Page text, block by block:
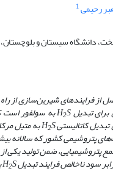
رحیمی1
دانشگاه سیستان و بلوچستان،
از فرایندهای شیرینسازی از
تبدیل H2S به سولفور است
کاتالیستی H2S به متیل
های پتروشیمی کشور که سالانه بیش از 80 هزار تن
پتروشیمیایی، ضمن تولید
H2S